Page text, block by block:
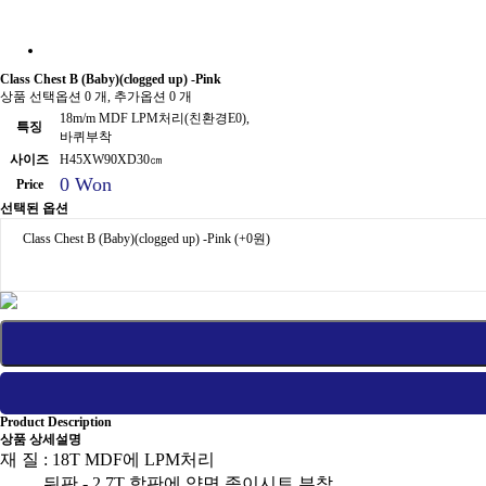
Class Chest B (Baby)(clogged up) -Pink
상품 선택옵션 0 개, 추가옵션 0 개
특징
18m/m MDF LPM처리(친환경E0),
바퀴부착
사이즈
H45XW90XD30㎝
Price
0 Won
선택된 옵션
Class Chest B (Baby)(clogged up) -Pink (+0원)
Product Description
상품 상세설명
재 질 : 18T MDF에 LPM처리